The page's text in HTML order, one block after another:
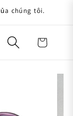
chúng tôi.
Giỏ hàng